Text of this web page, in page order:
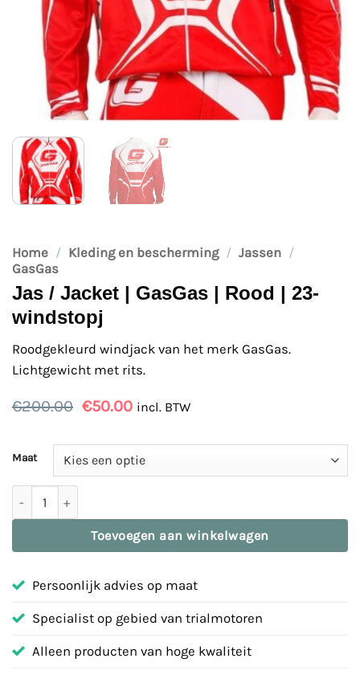
Home / Kleding en bescherming / Jassen /
GasGas
Jas / Jacket | GasGas | Rood | 23-
windstopj
Roodgekleurd windjack van het merk GasGas.
Lichtgewicht met rits.
€200.00 Oorspronkelijke
€200.00.
€50.00Huidige
€50.00.
incl. BTW
Maat
Toevoegen aan winkelwagen
Persoonlijk advies op maat
Specialist op gebied van trialmotoren
Alleen producten van hoge kwaliteit